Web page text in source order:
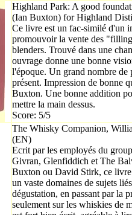
Highland Park: A good
(Ian Buxton) for Highland
Ce livre est un fac-similé d'un
promouvoir la vente des
blenders. Trouvé dans une
ouvrage donne une bonne
l'époque. Un grand nombre de
présent. Impression de bonne
Buxton. Une bonne addition
mettre la main dessus.
Score: 5/5
The Whisky Companion,
(EN)
Ecrit par les employés du
Givran, Glenfiddich et The
Buxton ou David Stirk, ce
un vaste domaines de sujets
dégustation, en passant par la
seulement sur les whiskies de